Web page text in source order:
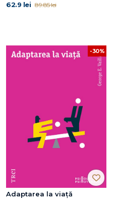
62.9 lei 89.85 lei
-30%
Adaptarea la viață